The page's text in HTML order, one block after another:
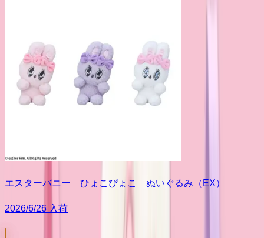
エスターバニー ひょこぴょこ ぬいぐるみ（EX）
2026/6/26 入荷